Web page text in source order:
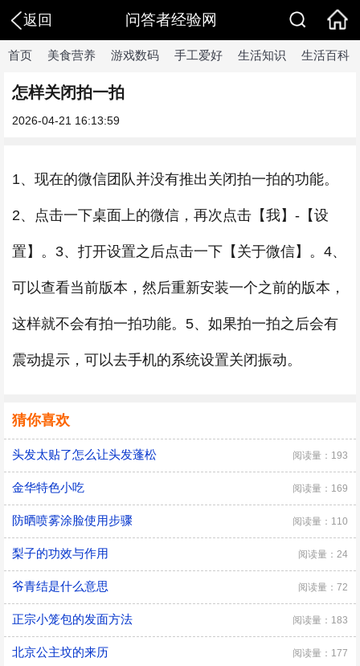
返回 问答者经验网
首页 美食营养 游戏数码 手工爱好 生活知识 生活百科
怎样关闭拍一拍
2026-04-21 16:13:59
1、现在的微信团队并没有推出关闭拍一拍的功能。
2、点击一下桌面上的微信，再次点击【我】-【设
置】。3、打开设置之后点击一下【关于微信】。4、
可以查看当前版本，然后重新安装一个之前的版本，
这样就不会有拍一拍功能。5、如果拍一拍之后会有
震动提示，可以去手机的系统设置关闭振动。
猜你喜欢
头发太贴了怎么让头发蓬松 阅读量：193
金华特色小吃 阅读量：169
​防晒喷雾涂脸使用步骤 阅读量：110
梨子的功效与作用 阅读量：24
爷青结是什么意思 阅读量：72
正宗小笼包的发面方法 阅读量：183
北京公主坟的来历 阅读量：177